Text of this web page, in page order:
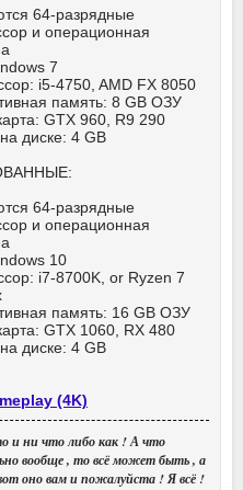
64-разрядные
и операционная
7
i5-4750, AMD FX 8050
память: 8 GB ОЗУ
GTX 960, R9 290
диске: 4 GB
64-разрядные
и операционная
10
i7-8700K, or Ryzen 7
память: 16 GB ОЗУ
GTX 1060, RX 480
диске: 4 GB
(4K)
и ни что либо как ! А что
вообще , то всё может быть , а
вот оно вам и пожалуйста ! Я всё !